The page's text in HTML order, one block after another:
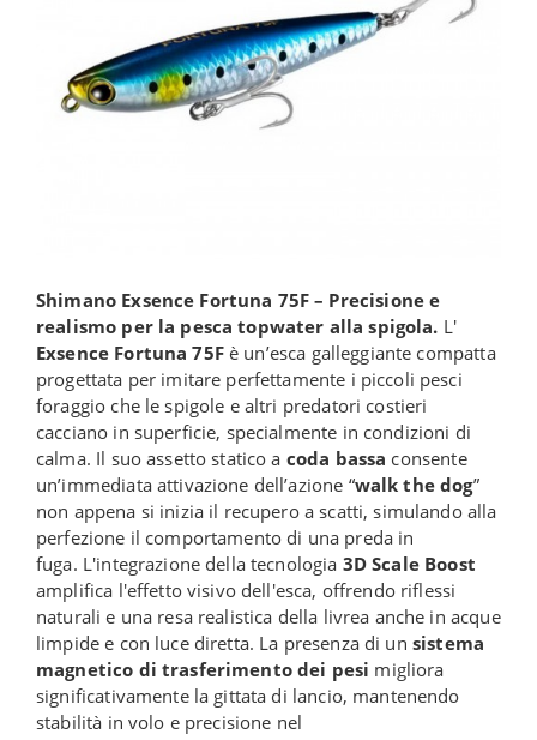
Shimano Exsence Fortuna 75F – Precisione e
realismo per la pesca topwater alla spigola. L'
Exsence Fortuna 75Fè un’esca galleggiante compatta
progettata per imitare perfettamente i piccoli pesci
foraggio che le spigole e altri predatori costieri
cacciano in superficie, specialmente in condizioni di
calma. Il suo assetto statico a coda bassa consente
un’immediata attivazione dell’azione “walk the dog”
non appena si inizia il recupero a scatti, simulando alla
perfezione il comportamento di una preda in
fuga. L'integrazione della tecnologia 3D Scale Boost
amplifica l'effetto visivo dell'esca, offrendo riflessi
naturali e una resa realistica della livrea anche in acque
limpide e con luce diretta. La presenza di un sistema
magnetico di trasferimento dei pesi migliora
significativamente la gittata di lancio, mantenendo
stabilità in volo e precisione nel